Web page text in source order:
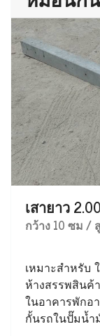
เสายาว
กว้าง 10 ซม /
เหมาะสำหรับ
ห้างสรรพสินค้
ในอาคารพักอ
กั้นรถในปั๊มน้ำ